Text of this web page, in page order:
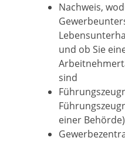
Nachweis,
und ob Sie
sind
einer Behörde)